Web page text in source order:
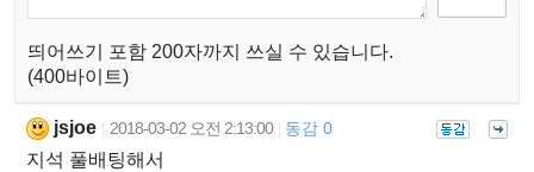
띄어쓰기 포함 200자까지 쓰실 수 있습니다.
(400바이트)
jsjoe 2018-03-02 오전 2:13:00 동감 0
지석 풀배팅해서